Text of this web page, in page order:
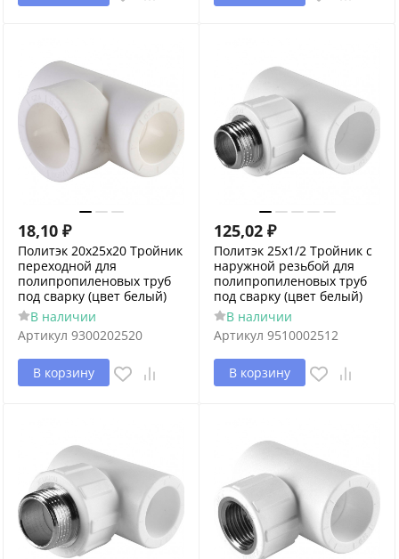
18,10 ₽
Политэк 20х25х20 Тройник
переходной для
полипропиленовых труб
под сварку (цвет белый)
В наличии
Артикул 9300202520
В корзину
125,02 ₽
Политэк 25x1/2 Тройник с
наружной резьбой для
полипропиленовых труб
под сварку (цвет белый)
В наличии
Артикул 9510002512
В корзину